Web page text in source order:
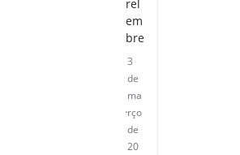
rel
em
bre
3
de
ma
rço
de
20